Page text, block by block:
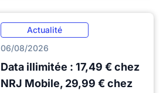
Actualité
06/08/2026
Data illimitée : 17,49 € chez
NRJ Mobile, 29,99 € chez